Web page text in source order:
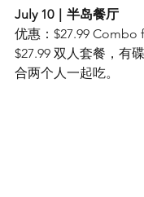
July 10｜半岛餐厅
优惠：$27.99 Combo
$27.99 双人套餐，有
合两个人一起吃。